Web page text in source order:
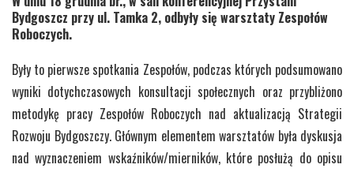
Bydgoszcz przy ul. Tamka 2, odbyły się warsztaty Zespołów
Roboczych.
Były to pierwsze spotkania Zespołów, podczas których podsumowano
wyniki dotychczasowych konsultacji społecznych oraz przybliżono
metodykę pracy Zespołów Roboczych nad aktualizacją Strategii
Rozwoju Bydgoszczy. Głównym elementem warsztatów była dyskusja
nad wyznaczeniem wskaźników/mierników, które posłużą do opisu